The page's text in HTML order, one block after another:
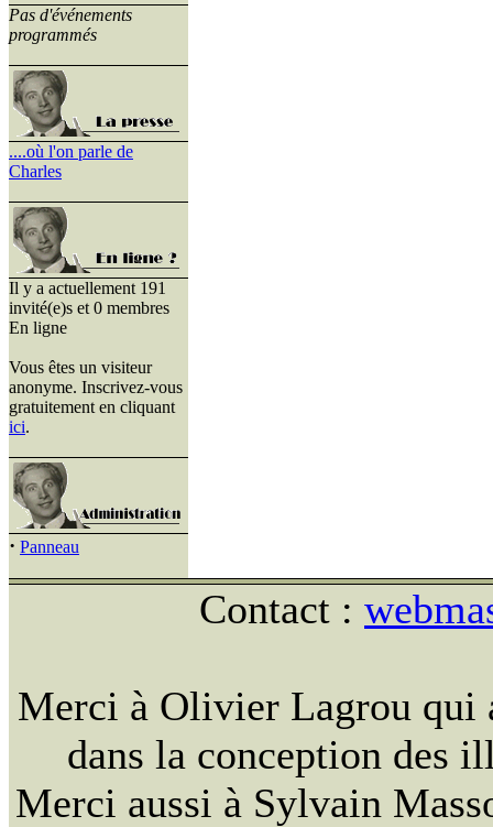
Pas d'événements
programmés
....où l'on parle de
Charles
Il y a actuellement 191
invité(e)s et 0 membres
En ligne
Vous êtes un visiteur
anonyme. Inscrivez-vous
gratuitement en cliquant
ici.
· Panneau
Contact :
Merci à Olivier Lagrou qui
dans la conception des
Merci aussi à Sylvain